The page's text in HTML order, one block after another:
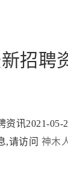
招聘
资讯2021-05-
,请访问 神木